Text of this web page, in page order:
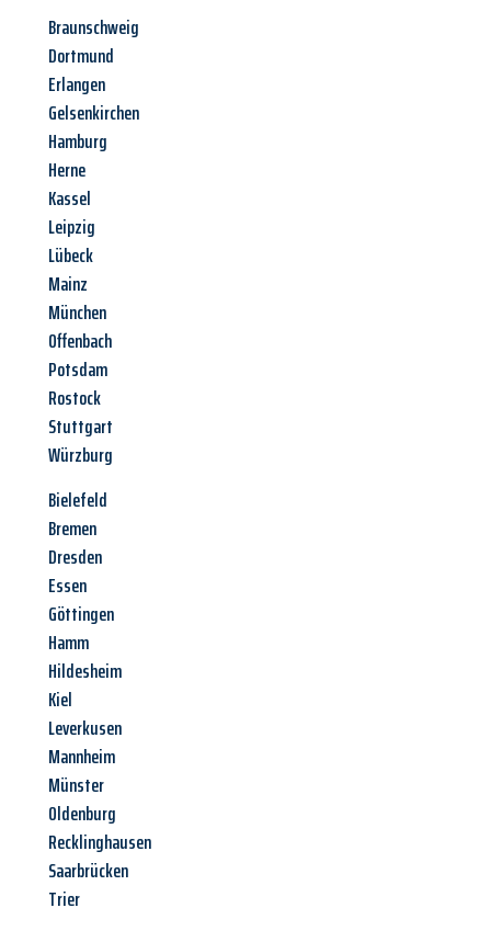
Braunschweig
Dortmund
Erlangen
Gelsenkirchen
Hamburg
Herne
Kassel
Leipzig
Lübeck
Mainz
München
Offenbach
Potsdam
Rostock
Stuttgart
Würzburg
Bielefeld
Bremen
Dresden
Essen
Göttingen
Hamm
Hildesheim
Kiel
Leverkusen
Mannheim
Münster
Oldenburg
Recklinghausen
Saarbrücken
Trier